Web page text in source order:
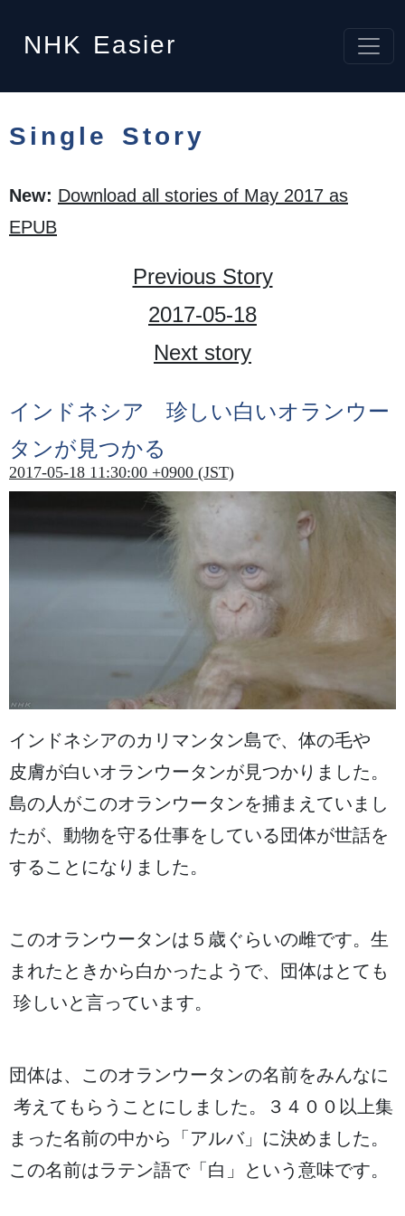
NHK Easier
Single Story
New: Download all stories of May 2017 as
EPUB
Previous Story
2017-05-18
Next story
インドネシア 珍 しい白 いオランウー
タンが 見つかる
2017-05-18 11:30:00 +0900 (JST)
インドネシアのカリマンタン島で、 体の毛や
皮膚が白いオランウータンが見つかりました。
島の 人 がこのオランウータンを捕まえていまし
たが、 動物を守る仕事をしている 団体が世話を
することになりました。
このオランウータンは５ 歳ぐらいの雌です。 生
まれたときから白かったようで、 団体はとても
珍 しいと言っています。
団体は、このオランウータンの名前をみんなに
考えてもらうことにしました。３４００ 以上集
まった名前の中から「アルバ」に決めました。
この名前はラテン語で「 白 」という 意味です。